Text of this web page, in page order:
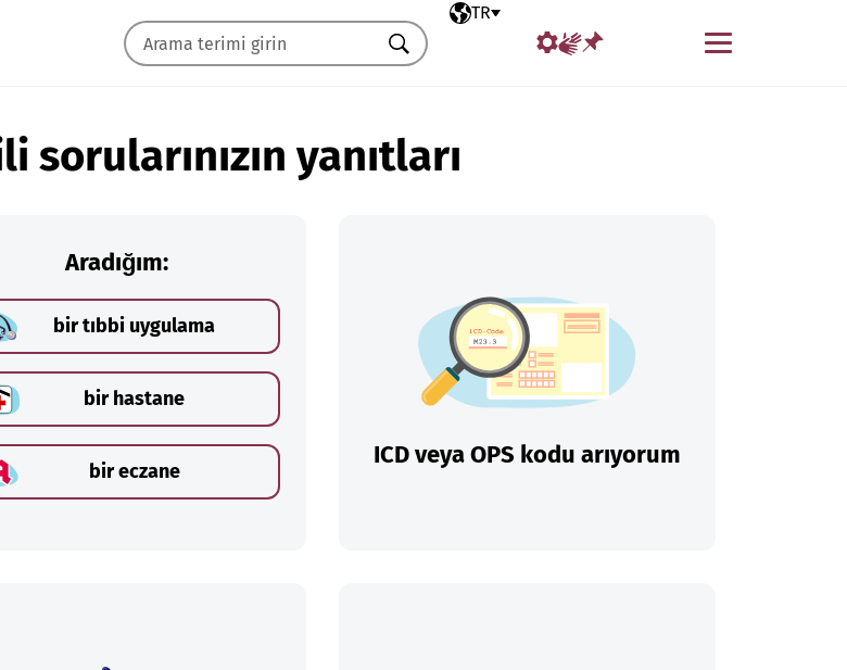
Seçili dil
TR
Menü
Ara
sorularınızın yanıtları
Aradığım:
bir tıbbi uygulama
bir hastane
bir eczane
ICD veya OPS kodu arıyorum